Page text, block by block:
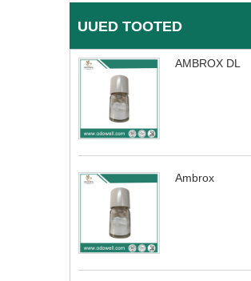
UUED TOOTED
AMBROX DL
Ambrox